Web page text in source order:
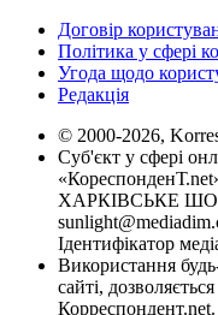
Договір
Політика у сфері
Угода щодо
Редакція
© 2000-2026,
Суб'єкт у сфері
ХАРКІВСЬКЕ
Ідентифікатор
Використання
сайті,
Корреспондент.net.